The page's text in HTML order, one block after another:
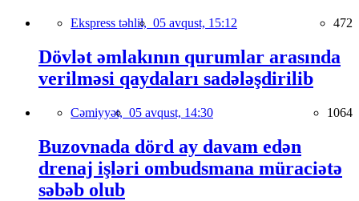
Ekspress təhlil, 05 avqust, 15:12 472
Dövlət əmlakının qurumlar arasında
verilməsi qaydaları sadələşdirilib
Cəmiyyət, 05 avqust, 14:30 1064
Buzovnada dörd ay davam edən
drenaj işləri ombudsmana müraciətə
səbəb olub